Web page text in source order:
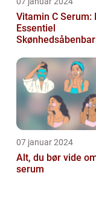
Vitamin C Serum:
Essentiel
07 januar 2024
Alt, du bør vide
serum